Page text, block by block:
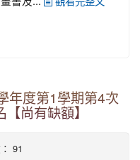
年度第1學期第4次
尚有缺額】
91